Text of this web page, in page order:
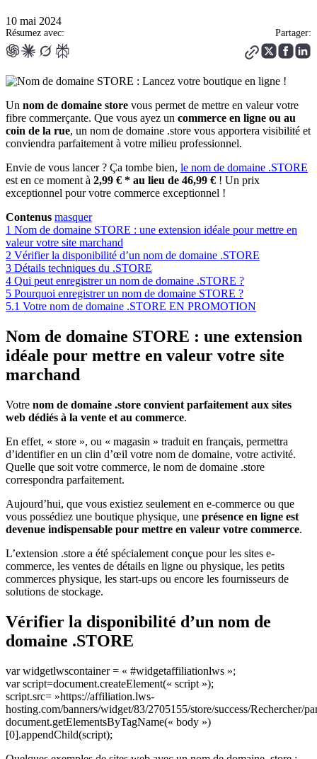
10 mai 2024
Résumez avec: Partager:
Un nom de domaine store vous permet de mettre en valeur votre
fibre commerçante. Que vous ayez un commerce en ligne ou au
coin de la rue, un nom de domaine .store vous apportera visibilité et
conviendra parfaitement à votre milieu professionnel.
Envie de vous lancer ? Ça tombe bien, le nom de domaine .STORE
est en ce moment à 2,99 € * au lieu de 46,99 € ! Un prix
exceptionnel pour votre commerce exceptionnel !
Contenus masquer
1 Nom de domaine STORE : une extension idéale pour mettre en
valeur votre site marchand
2 Vérifier la disponibilité d’un nom de domaine .STORE
3 Détails techniques du .STORE
4 Qui peut enregistrer un nom de domaine .STORE ?
5 Pourquoi enregistrer un nom de domaine STORE ?
5.1 Votre nom de domaine .STORE EN PROMOTION
Nom de domaine STORE : une extension
idéale pour mettre en valeur votre site
marchand
Votre nom de domaine .store convient parfaitement aux sites
web dédiés à la vente et au commerce.
En effet, « store », ou « magasin » traduit en français, permettra
d’identifier en un clin d’œil votre nom de domaine, votre activité.
Quelle que soit votre commerce, le nom de domaine .store
correspondra parfaitement.
Aujourd’hui, que vous existiez seulement en e-commerce ou que
vous possédiez une boutique physique, une présence en ligne est
devenue indispensable pour mettre en valeur votre commerce.
L’extension .store a été spécialement conçue pour les sites e-
commerce, les ventes de détails en ligne ou physique, les petits
commerces physique, les start-ups ou encore les fournisseurs de
solutions de stockage.
Vérifier la disponibilité d’un nom de
domaine .STORE
var widgetlwscontainer = « #widgetaffiliationlws »;
var script=document.createElement(« script »);
script.src= »https://affiliation.lws-
hosting.com/banners/widget/83/2705155/store/success/Rechercher/
document.getElementsByTagName(« body »)
[0].appendChild(script);